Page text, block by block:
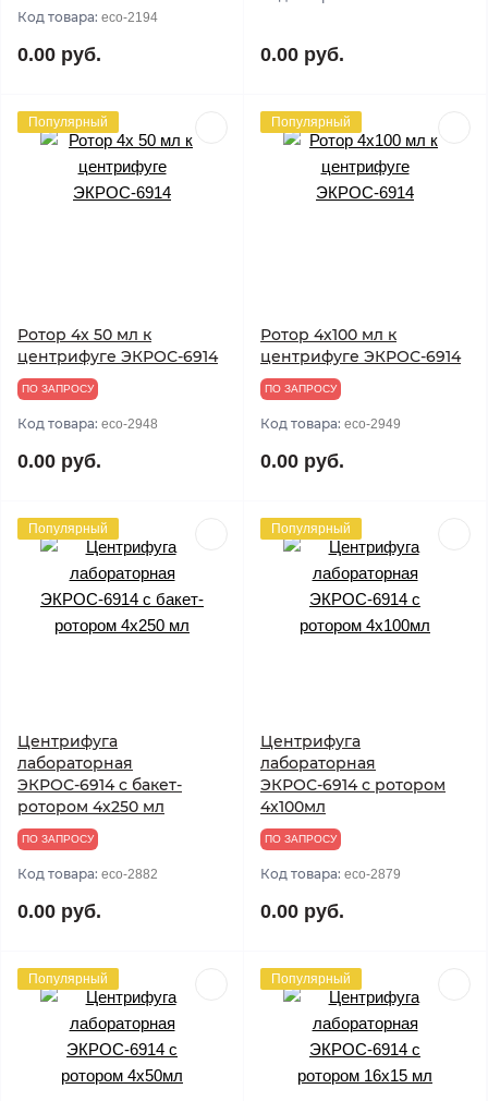
Код товара: eco-2194
0.00 руб. 0.00 руб.
Популярный
Ротор 4х 50 мл к
центрифуге ЭКРОС-6914
ПО ЗАПРОСУ
Код товара: eco-2948
0.00 руб.
Популярный
Ротор 4х100 мл к
центрифуге ЭКРОС-6914
ПО ЗАПРОСУ
Код товара: eco-2949
0.00 руб.
Популярный
Центрифуга
лабораторная
ЭКРОС-6914 с бакет-
ротором 4х250 мл
ПО ЗАПРОСУ
Код товара: eco-2882
0.00 руб.
Популярный
Центрифуга
лабораторная
ЭКРОС-6914 с ротором
4х100мл
ПО ЗАПРОСУ
Код товара: eco-2879
0.00 руб.
Популярный Популярный